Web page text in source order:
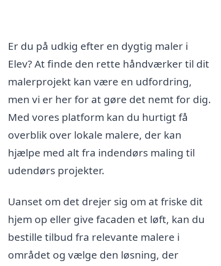
Er du på udkig efter en dygtig maler i
Elev? At finde den rette håndværker til dit
malerprojekt kan være en udfordring,
men vi er her for at gøre det nemt for dig.
Med vores platform kan du hurtigt få
overblik over lokale malere, der kan
hjælpe med alt fra indendørs maling til
udendørs projekter.
Uanset om det drejer sig om at friske dit
hjem op eller give facaden et løft, kan du
bestille tilbud fra relevante malere i
området og vælge den løsning, der